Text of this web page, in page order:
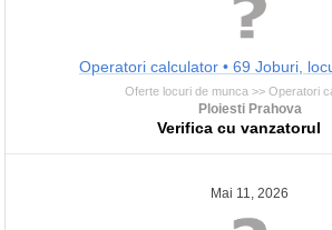
Operatori calculator • 69 Joburi,
Oferte locuri de munca >> Operatori
Ploiesti Prahova
Verifica cu vanzatorul
Mai 11, 2026